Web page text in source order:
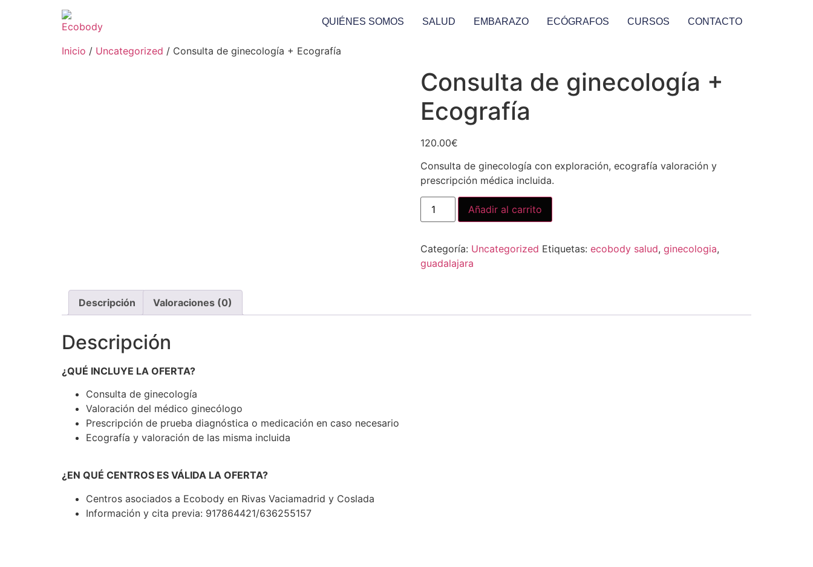
QUIÉNES SOMOS SALUD EMBARAZO ECÓGRAFOS CURSOS CONTACTO
Inicio / Uncategorized / Consulta de ginecología + Ecografía
Consulta de ginecología +
Ecografía
120.00€
Consulta de ginecología con exploración, ecografía valoración y
prescripción médica incluida.
Añadir al carrito
Categoría: Uncategorized Etiquetas: ecobody salud, ginecologia,
guadalajara
Descripción Valoraciones (0)
Descripción
¿QUÉ INCLUYE LA OFERTA?
Consulta de ginecología
Valoración del médico ginecólogo
Prescripción de prueba diagnóstica o medicación en caso necesario
Ecografía y valoración de las misma incluida
¿EN QUÉ CENTROS ES VÁLIDA LA OFERTA?
Centros asociados a Ecobody en Rivas Vaciamadrid y Coslada
Información y cita previa: 917864421/636255157